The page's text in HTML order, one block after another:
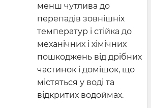
менш чутлива до
перепадів зовнішніх
температур і стійка до
механічних і хімічних
пошкоджень від дрібних
частинок і домішок, що
містяться у воді та
відкритих водоймах.